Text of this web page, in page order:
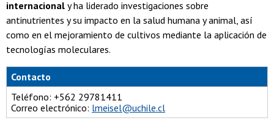
internacional y ha liderado investigaciones sobre
antinutrientes y su impacto en la salud humana y animal, así
como en el mejoramiento de cultivos mediante la aplicación de
tecnologías moleculares.
Contacto
Teléfono: +562 29781411
Correo electrónico: lmeisel@uchile.cl